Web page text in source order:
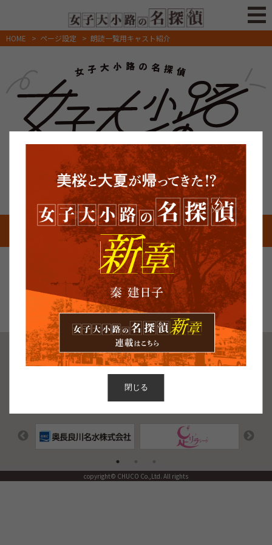
閉じる
HOME > ページ設定 > 朗読一覧用キャスト紹介
キャラクターSNS
広中⼤夏 広中美桜
プライバシーポリシー
企画・運営：中広
copyright© CHUCO Co.,Ltd. All rights